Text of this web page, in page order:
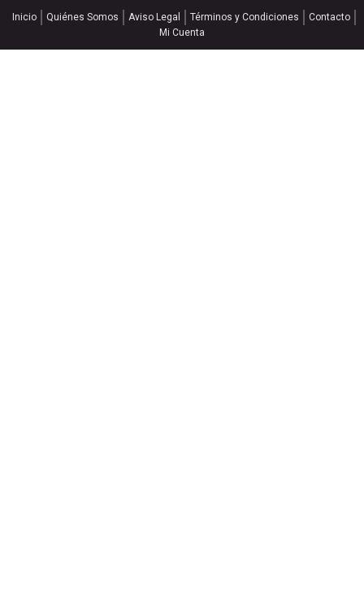
Inicio Quiénes Somos Aviso Legal Términos y Condiciones
Contacto
Mi Cuenta